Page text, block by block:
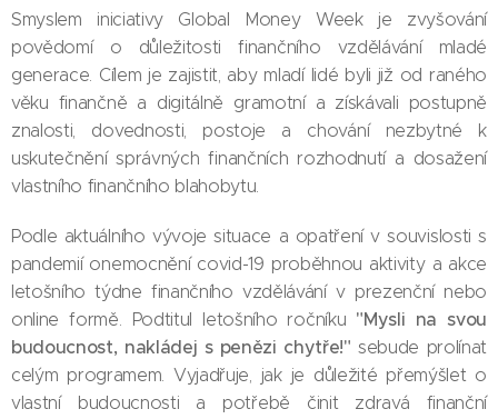
Smyslem iniciativy Global Money Week je zvyšování
povědomí o důležitosti finančního vzdělávání mladé
generace. Cílem je zajistit, aby mladí lidé byli již od raného
věku finančně a digitálně gramotní a získávali postupně
znalosti, dovednosti, postoje a chování nezbytné k
uskutečnění správných finančních rozhodnutí a dosažení
vlastního finančního blahobytu.
Podle aktuálního vývoje situace a opatření v souvislosti s
pandemií onemocnění covid-19 proběhnou aktivity a akce
letošního týdne finančního vzdělávání v prezenční nebo
online formě. Podtitul letošního ročníku "Mysli na svou
budoucnost, nakládej s penězi chytře!" sebude prolínat
celým programem. Vyjadřuje, jak je důležité přemýšlet o
vlastní budoucnosti a potřebě činit zdravá finanční